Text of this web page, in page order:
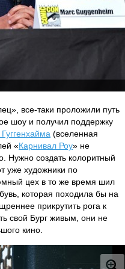
все-таки проложили путь
шоу и получил поддержку
(вселенная
«Карнивал Роу» не
Нужно создать колоритный
уже художники по
цех в то же время шил
которая походила бы на
прикрутить рога к
свой Бург живым, они не
кино.